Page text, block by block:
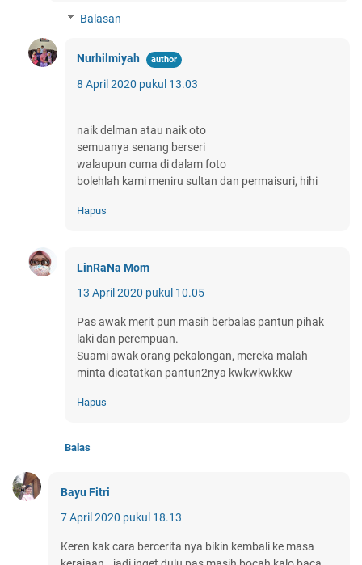
Balasan
Nurhilmiyah
8 April 2020 pukul 13.03
naik delman atau naik oto
semuanya senang berseri
walaupun cuma di dalam foto
bolehlah kami meniru sultan dan permaisuri, hihi
Hapus
LinRaNa Mom
13 April 2020 pukul 10.05
Pas awak merit pun masih berbalas pantun pihak
laki dan perempuan.
Suami awak orang pekalongan, mereka malah
minta dicatatkan pantun2nya kwkwkwkkw
Hapus
Balas
Bayu Fitri
7 April 2020 pukul 18.13
Keren kak cara bercerita nya bikin kembali ke masa